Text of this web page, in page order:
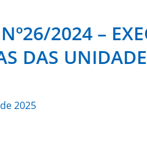
2024 –
DAS
2025